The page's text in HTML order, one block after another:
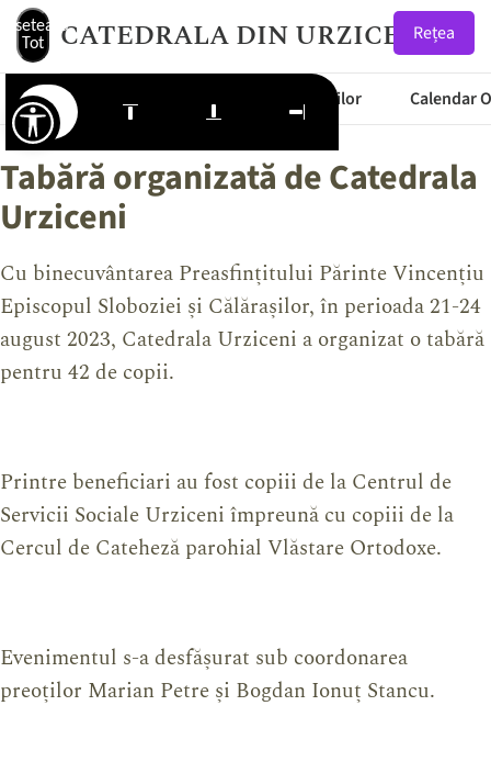
CATEDRALA DIN URZICENIRețea
Articole Meteo Starea Drumurilor Calendar
Tabără organizată de Catedrala
Urziceni
Cu binecuvântarea Preasfințitului Părinte Vincențiu
Episcopul Sloboziei și Călărașilor, în perioada 21-24
august 2023, Catedrala Urziceni a organizat o tabără
pentru 42 de copii.
Printre beneficiari au fost copiii de la Centrul de
Servicii Sociale Urziceni împreună cu copiii de la
Cercul de Cateheză parohial Vlăstare Ortodoxe.
Evenimentul s-a desfășurat sub coordonarea
preoților Marian Petre și Bogdan Ionuț Stancu.
Tot